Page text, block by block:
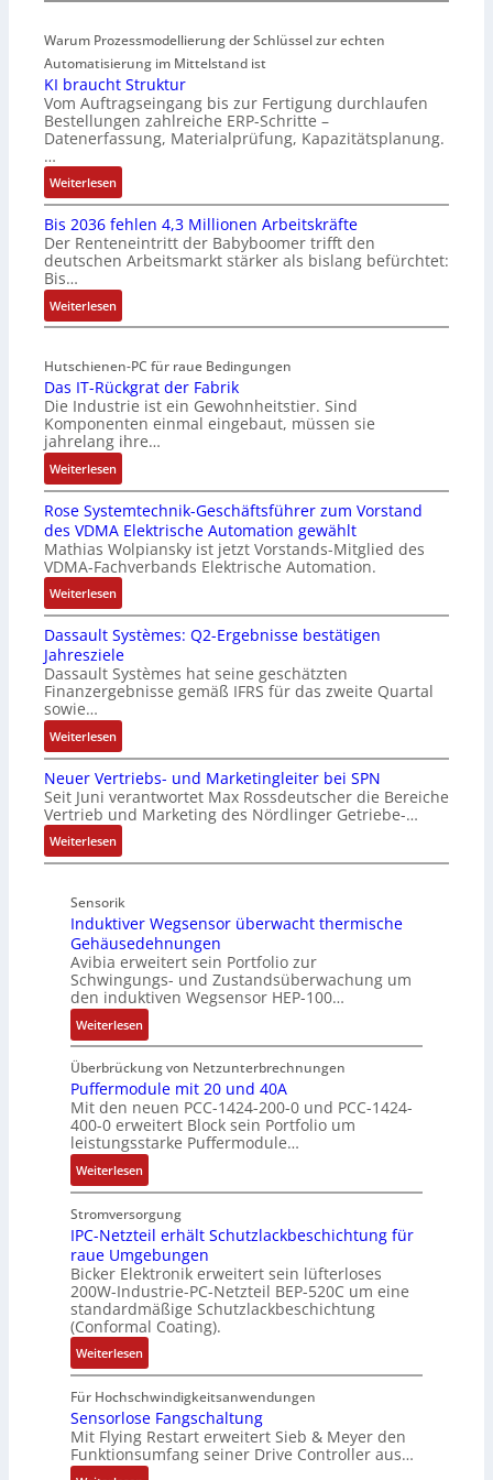
u
t
o
m
a
t
i
o
n
e
x
p
a
n
e
r
t
f
t
r
a
g
s
e
i
n
g
a
n
g
i
m
a
s
c
h
n
n
-
u
n
d
n
l
a
n
b
a
u
P
s
i
t
v
e
M
o
m
e
n
t
a
u
f
n
a
h
m
e
,
g
e
p
r
ä
g
t
Warum Prozessmodellierung der Schlüssel zur echten
Automatisierung im Mittelstand ist
KI braucht Struktur
Vom Auftragseingang bis zur Fertigung durchlaufen
Bestellungen zahlreiche ERP-Schritte –
Datenerfassung, Materialprüfung, Kapazitätsplanung.
…
Weiterlesen:
K
I
b
r
a
u
c
t
S
t
r
u
k
t
u
r
Bis 2036 fehlen 4,3 Millionen Arbeitskräfte
Der Renteneintritt der Babyboomer trifft den
deutschen Arbeitsmarkt stärker als bislang befürchtet:
Bis…
Weiterlesen:
B
s
2
0
3
6
f
e
h
l
e
n
4
,
3
M
i
l
l
i
o
n
e
n
A
r
e
i
t
s
k
t
e
Hutschienen-PC für raue Bedingungen
Das IT-Rückgrat der Fabrik
Die Industrie ist ein Gewohnheitstier. Sind
Komponenten einmal eingebaut, müssen sie
jahrelang ihre…
Weiterlesen:
D
a
s
I
T
-
R
ü
c
k
g
r
a
t
d
e
r
F
a
r
i
k
Rose Systemtechnik-Geschäftsführer zum Vorstand
des VDMA Elektrische Automation gewählt
Mathias Wolpiansky ist jetzt Vorstands-Mitglied des
VDMA-Fachverbands Elektrische Automation.
Weiterlesen:
R
o
s
e
S
y
s
t
e
m
t
e
c
n
i
k
G
e
s
c
h
ä
f
t
s
f
ü
h
r
e
r
z
u
m
V
s
t
a
Dassault Systèmes: Q2-Ergebnisse bestätigen
Jahresziele
Dassault Systèmes hat seine geschätzten
Finanzergebnisse gemäß IFRS für das zweite Quartal
sowie…
Weiterlesen:
D
a
s
s
a
u
t
S
y
s
t
è
m
e
s
:
Q
2
-
E
r
g
e
b
n
i
s
s
e
e
s
t
ä
Neuer Vertriebs- und Marketingleiter bei SPN
Seit Juni verantwortet Max Rossdeutscher die Bereiche
Vertrieb und Marketing des Nördlinger Getriebe-…
Weiterlesen:
N
u
e
r
V
e
r
t
r
i
e
b
s
-
u
n
d
M
a
k
e
t
i
g
l
e
i
Sensorik
Induktiver Wegsensor überwacht thermische
Gehäusedehnungen
Avibia erweitert sein Portfolio zur
Schwingungs- und Zustandsüberwachung um
den induktiven Wegsensor HEP-100…
Weiterlesen:
I
n
d
u
k
t
i
v
e
r
W
e
g
s
e
n
s
o
r
ü
b
Überbrückung von Netzunterbrechnungen
Puffermodule mit 20 und 40A
Mit den neuen PCC-1424-200-0 und PCC-1424-
400-0 erweitert Block sein Portfolio um
leistungsstarke Puffermodule…
Weiterlesen:
P
u
f
f
e
r
m
o
d
u
l
e
m
i
Stromversorgung
IPC-Netzteil erhält Schutzlackbeschichtung für
raue Umgebungen
Bicker Elektronik erweitert sein lüfterloses
200W-Industrie-PC-Netzteil BEP-520C um eine
standardmäßige Schutzlackbeschichtung
(Conformal Coating).
Weiterlesen:
I
P
C
N
Für Hochschwindigkeitsanwendungen
Sensorlose Fangschaltung
Mit Flying Restart erweitert Sieb & Meyer den
Funktionsumfang seiner Drive Controller aus…